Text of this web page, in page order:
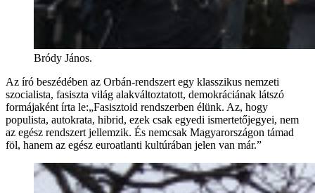
Bródy János.
Az író beszédében az Orbán-rendszert egy klasszikus nemzeti
szocialista, fasiszta világ alakváltoztatott, demokráciának látszó
formájaként írta le:„Fasisztoid rendszerben élünk. Az, hogy
populista, autokrata, hibrid, ezek csak egyedi ismertetőjegyei, nem
az egész rendszert jellemzik. És nemcsak Magyarországon támad
föl, hanem az egész euroatlanti kultúrában jelen van már.”